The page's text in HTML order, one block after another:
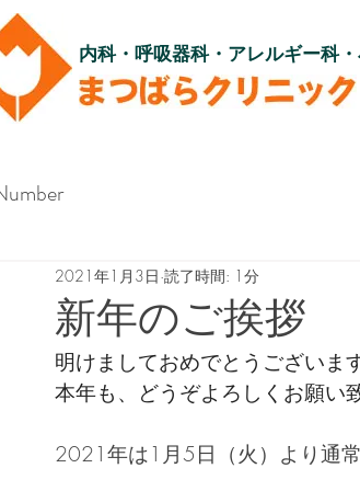
内科・呼吸器科・アレルギー科
新年のご挨拶
2021年1月3日 読了時間: 1分
明けましておめでとうございます
本年も、どうぞよろしくお願い
2021年は1月5日（火）より通